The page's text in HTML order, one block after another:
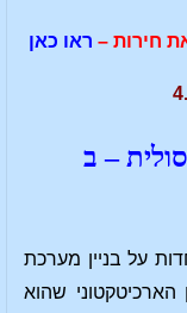
חירות – ראו כאן
– ב
על בניין מערכת
שהוא